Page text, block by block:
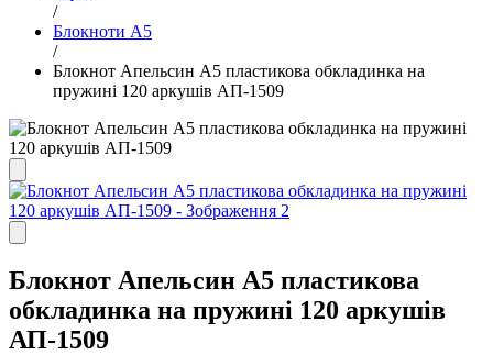
/
Блокноти А5
/
Блокнот Апельсин А5 пластикова обкладинка на
пружині 120 аркушів АП-1509
Блокнот Апельсин А5 пластикова
обкладинка на пружині 120 аркушів
АП-1509